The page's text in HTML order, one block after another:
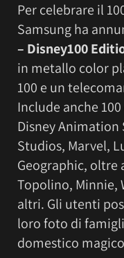
Per celebrare il
Samsung ha
– Disney100
in metallo color
100 e un
Include anche
Disney
Studios, Marvel,
Geographic, oltre
Topolino, Minnie,
altri. Gli utenti
loro foto di
domestico